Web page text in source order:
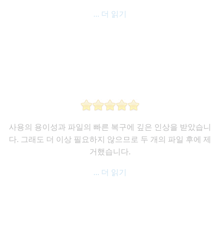
... 더 읽기
사용의 용이성과 파일의 빠른 복구에 깊은 인상을 받았습니
다. 그래도 더 이상 필요하지 않으므로 두 개의 파일 후에 제
거했습니다.
... 더 읽기